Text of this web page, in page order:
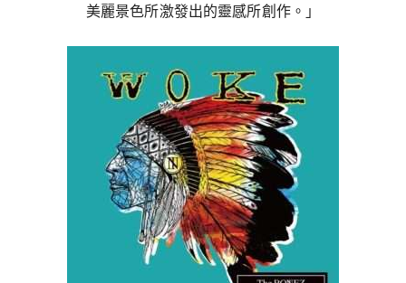
美麗景色所激發出的靈感所創作。」